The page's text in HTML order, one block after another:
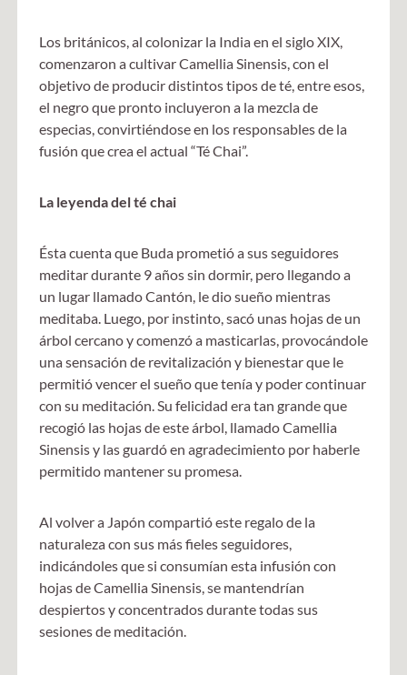
Los británicos, al colonizar la India en el siglo XIX,
comenzaron a cultivar Camellia Sinensis, con el
objetivo de producir distintos tipos de té, entre esos,
el negro que pronto incluyeron a la mezcla de
especias, convirtiéndose en los responsables de la
fusión que crea el actual “Té Chai”.
La leyenda del té chai
Ésta cuenta que Buda prometió a sus seguidores
meditar durante 9 años sin dormir, pero llegando a
un lugar llamado Cantón, le dio sueño mientras
meditaba. Luego, por instinto, sacó unas hojas de un
árbol cercano y comenzó a masticarlas, provocándole
una sensación de revitalización y bienestar que le
permitió vencer el sueño que tenía y poder continuar
con su meditación. Su felicidad era tan grande que
recogió las hojas de este árbol, llamado Camellia
Sinensis y las guardó en agradecimiento por haberle
permitido mantener su promesa.
Al volver a Japón compartió este regalo de la
naturaleza con sus más fieles seguidores,
indicándoles que si consumían esta infusión con
hojas de Camellia Sinensis, se mantendrían
despiertos y concentrados durante todas sus
sesiones de meditación.